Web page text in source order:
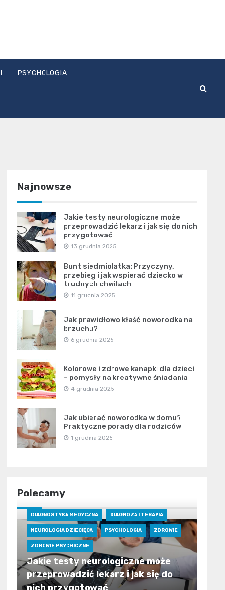
PSYCHOLOGIA
Najnowsze
Jakie testy neurologiczne może
przeprowadzić lekarz i jak się do nich
przygotować
13 grudnia 2025
Bunt siedmiolatka: Przyczyny,
przebieg i jak wspierać dziecko w
trudnych chwilach
11 grudnia 2025
Jak prawidłowo kłaść noworodka na
brzuchu?
6 grudnia 2025
Kolorowe i zdrowe kanapki dla dzieci
– pomysły na kreatywne śniadania
4 grudnia 2025
Jak ubierać noworodka w domu?
Praktyczne porady dla rodziców
1 grudnia 2025
Polecamy
DIAGNOSTYKA MEDYCZNA DIAGNOZA I TERAPIA
NEUROLOGIA DZIECIĘCA PSYCHOLOGIA ZDROWIE
ZDROWIE PSYCHICZNE
Jakie testy neurologiczne może
przeprowadzić lekarz i jak się do
nich przygotować